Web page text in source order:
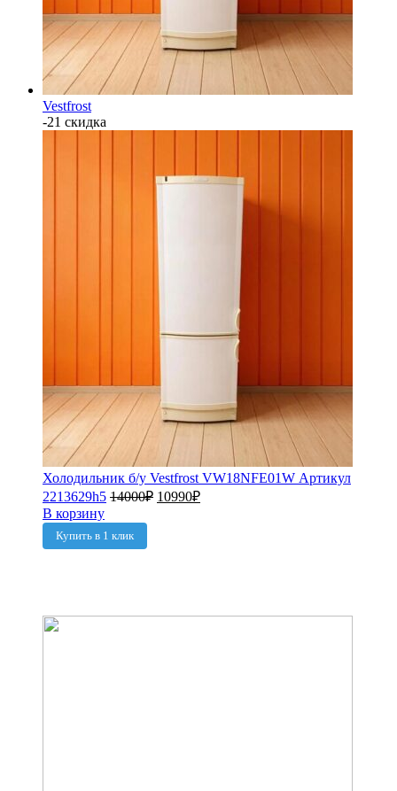
Vestfrost
-21 скидка
Холодильник б/у Vestfrost VW18NFE01W Артикул
2213629h5 14000₽ 10990₽
В корзину
Купить в 1 клик